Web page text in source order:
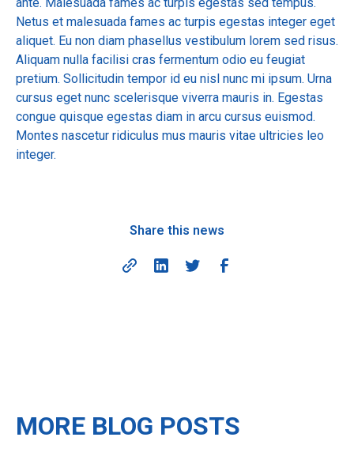
Netus et malesuada fames ac turpis egestas integer eget
aliquet. Eu non diam phasellus vestibulum lorem sed risus.
Aliquam nulla facilisi cras fermentum odio eu feugiat
pretium. Sollicitudin tempor id eu nisl nunc mi ipsum. Urna
cursus eget nunc scelerisque viverra mauris in. Egestas
congue quisque egestas diam in arcu cursus euismod.
Montes nascetur ridiculus mus mauris vitae ultricies leo
integer.
Share this news
MORE BLOG POSTS